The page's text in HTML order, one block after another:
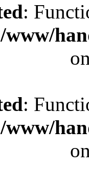
:
: